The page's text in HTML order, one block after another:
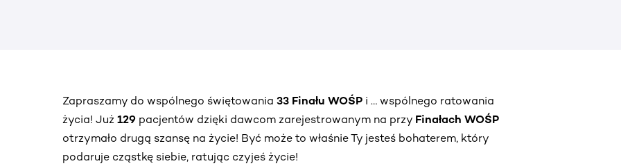
Zapraszamy do wspólnego świętowania 33 Finału WOŚP i … wspólnego ratowania
życia! Już 129 pacjentów dzięki dawcom zarejestrowanym na przy Finałach WOŚP
otrzymało drugą szansę na życie! Być może to właśnie Ty jesteś bohaterem, który
podaruje cząstkę siebie, ratując czyjeś życie!